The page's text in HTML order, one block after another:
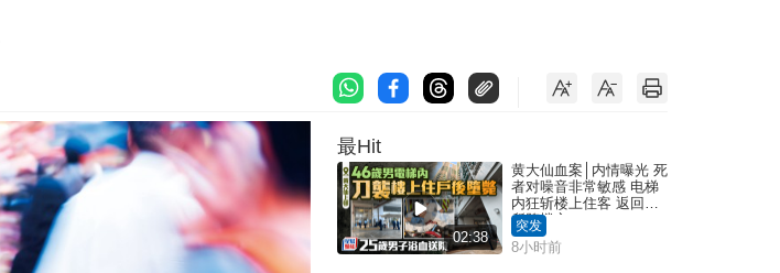
最Hit
02:38
黄大仙血案│内情曝光 死
者对噪音非常敏感 电梯
内狂斩楼上住客 返回住
所堕楼亡
突发
8小时前